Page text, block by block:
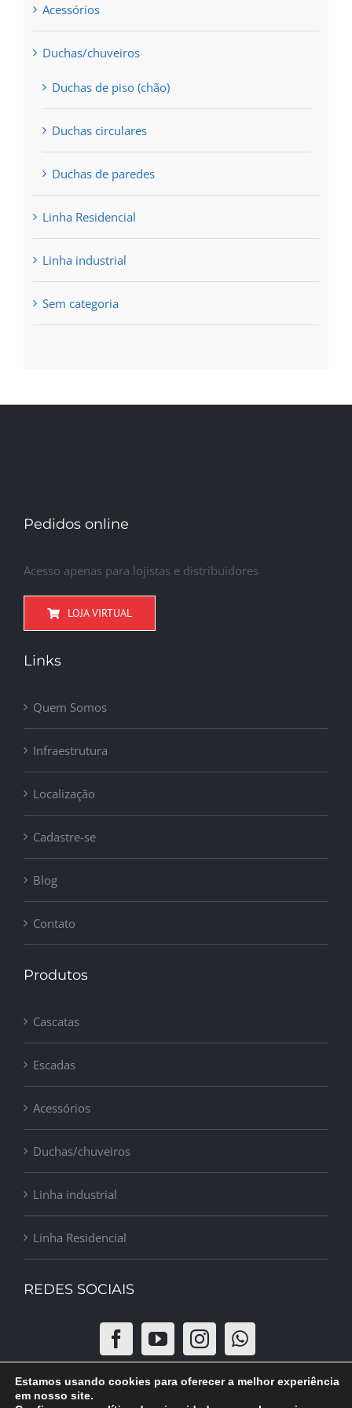
Acessórios
Duchas/chuveiros
Duchas de piso (chão)
Duchas circulares
Duchas de paredes
Linha Residencial
Linha industrial
Sem categoria
Pedidos online
Acesso apenas para lojistas e distribuidores
LOJA VIRTUAL
Links
Quem Somos
Infraestrutura
Localização
Cadastre-se
Blog
Contato
Produtos
Cascatas
Escadas
Acessórios
Duchas/chuveiros
Linha industrial
Linha Residencial
REDES SOCIAIS
Estamos usando cookies para oferecer a melhor experiência
em nosso site.